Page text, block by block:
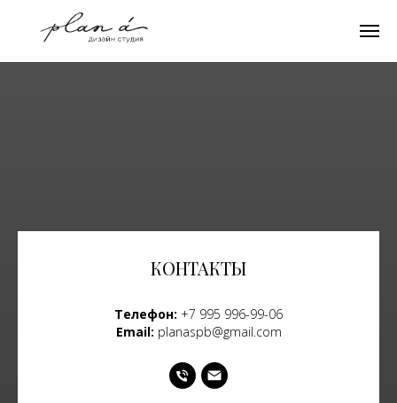
КОНТАКТЫ
Телефон: +7 995 996-99-06
Email: planaspb@gmail.com